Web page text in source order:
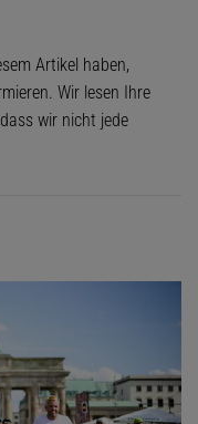
Artikel haben,
Wir lesen Ihre
wir nicht jede